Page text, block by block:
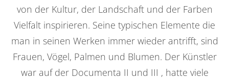
von der Kultur, der Landschaft und der Farben
Vielfalt inspirieren. Seine typischen Elemente die
man in seinen Werken immer wieder antrifft, sind
Frauen, Vögel, Palmen und Blumen. Der Künstler
war auf der Documenta II und III , hatte viele